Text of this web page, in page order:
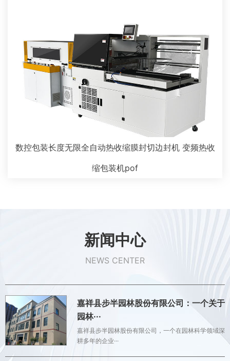
数控包装长度无限全自动热收缩膜封切边封机 变频热收
缩包装机pof
新闻中心
NEWS CENTER
嘉祥县步半园林股份有限公司：一个关于
园林···
嘉祥县步半园林股份有限公司，一个在园林科学领域深
耕多年的企业···